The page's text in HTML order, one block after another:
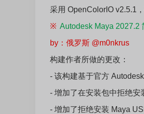
采用 OpenColorIO v2.5.1
※ Autodesk Maya 2027.2
by：俄罗斯 @m0nkrus
构建作者所做的更改：
- 该构建基于官方
- 增加了在安装包中拒绝安
- 增加了拒绝安装 Maya